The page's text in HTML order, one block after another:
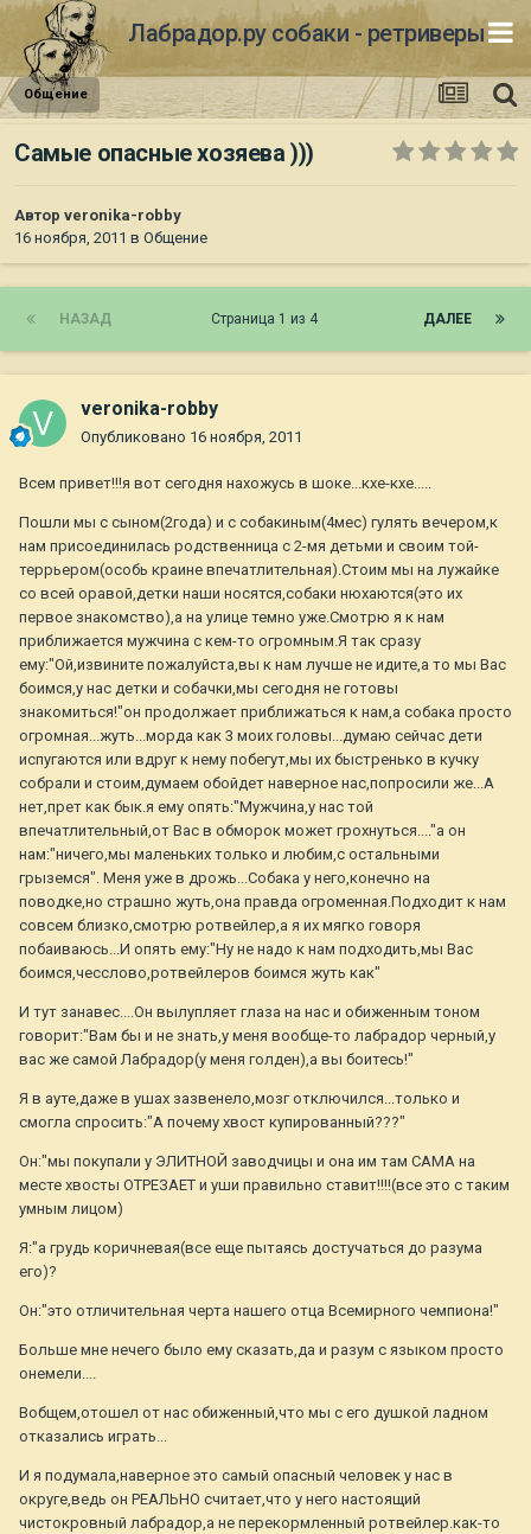
Лабрадор.ру собаки - ретриверы
Общение
Самые опасные хозяева )))
Автор veronika-robby
16 ноября, 2011 в Общение
НАЗАД ДАЛЕЕ
Страница 1 из 4
veronika-robby
Опубликовано 16 ноября, 2011
Всем привет!!!я вот сегодня нахожусь в шоке...кхе-кхе.....
Пошли мы с сыном(2года) и с собакиным(4мес) гулять вечером,к
нам присоединилась родственница с 2-мя детьми и своим той-
террьером(особь краине впечатлительная).Стоим мы на лужайке
со всей оравой,детки наши носятся,собаки нюхаются(это их
первое знакомство),а на улице темно уже.Смотрю я к нам
приближается мужчина с кем-то огромным.Я так сразу
ему:"Ой,извините пожалуйста,вы к нам лучше не идите,а то мы Вас
боимся,у нас детки и собачки,мы сегодня не готовы
знакомиться!"он продолжает приближаться к нам,а собака просто
огромная...жуть...морда как 3 моих головы...думаю сейчас дети
испугаются или вдруг к нему побегут,мы их быстренько в кучку
собрали и стоим,думаем обойдет наверное нас,попросили же...А
нет,прет как бык.я ему опять:"Мужчина,у нас той
впечатлительный,от Вас в обморок может грохнуться...."а он
нам:"ничего,мы маленьких только и любим,с остальными
грыземся". Меня уже в дрожь...Собака у него,конечно на
поводке,но страшно жуть,она правда огроменная.Подходит к нам
совсем близко,смотрю ротвейлер,а я их мягко говоря
побаиваюсь...И опять ему:"Ну не надо к нам подходить,мы Вас
боимся,чесслово,ротвейлеров боимся жуть как"
И тут занавес....Он вылупляет глаза на нас и обиженным тоном
говорит:"Вам бы и не знать,у меня вообще-то лабрадор черный,у
вас же самой Лабрадор(у меня голден),а вы боитесь!"
Я в ауте,даже в ушах зазвенело,мозг отключился...только и
смогла спросить:"А почему хвост купированный???"
Он:"мы покупали у ЭЛИТНОЙ заводчицы и она им там САМА на
месте хвосты ОТРЕЗАЕТ и уши правильно ставит!!!!(все это с таким
умным лицом)
Я:"а грудь коричневая(все еще пытаясь достучаться до разума
его)?
Он:"это отличительная черта нашего отца Всемирного чемпиона!"
Больше мне нечего было ему сказать,да и разум с языком просто
онемели....
Вобщем,отошел от нас обиженный,что мы с его душкой ладном
отказались играть...
И я подумала,наверное это самый опасный человек у нас в
округе,ведь он РЕАЛЬНО считает,что у него настоящий
чистокровный лабрадор,а не перекормленный ротвейлер.как-то